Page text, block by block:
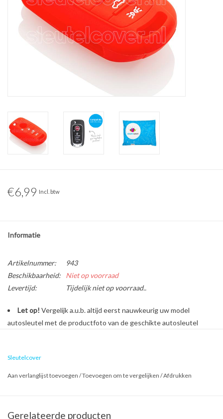
€6,99 Incl. btw
Informatie
Artikelnummer:
943
Beschikbaarheid:
Niet op voorraad
Levertijd:
Tijdelijk niet op voorraad..
Let op! Vergelijk a.u.b. altijd eerst nauwkeurig uw model
autosleutel met de productfoto van de geschikte autosleutel
Sleutelcover
Aan verlanglijst toevoegen /Toevoegen om te vergelijken /Afdrukken
Gerelateerde producten